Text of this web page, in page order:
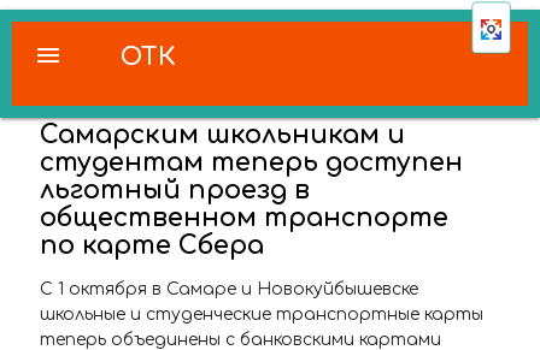
ОТК
menu
Самарским школьникам и
студентам теперь доступен
льготный проезд в
общественном транспорте
по карте Сбера
С 1 октября в Самаре и Новокуйбышевске
школьные и студенческие транспортные карты
теперь объединены с банковскими картами